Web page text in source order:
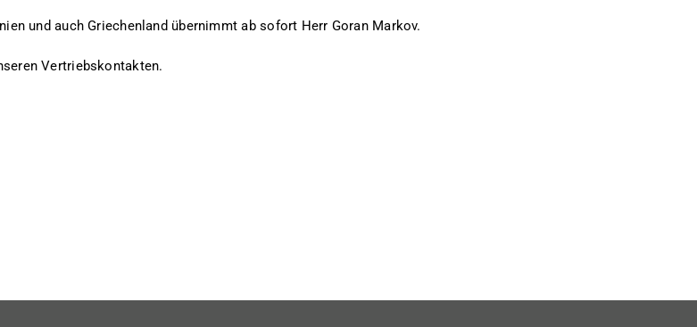
und auch Griechenland übernimmt ab sofort Herr Goran Markov.
Vertriebskontakten.